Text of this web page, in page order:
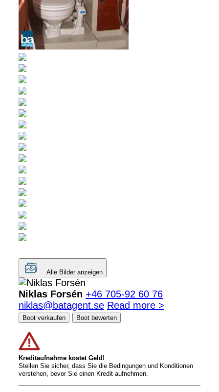
Alle Bilder anzeigen
Niklas Forsén +46 705-92 60 76
niklas@batagent.se Read more >
Boot verkaufen Boot bewerten
Kreditaufnahme kostet Geld!
Stellen Sie sicher, dass Sie die Bedingungen und Konditionen
verstehen, bevor Sie einen Kredit aufnehmen.